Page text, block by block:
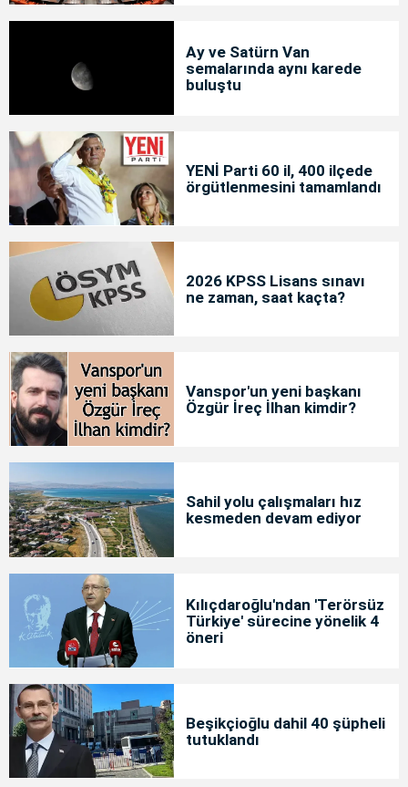
Ay ve Satürn Van
semalarında aynı karede
buluştu
YENİ Parti 60 il, 400 ilçede
örgütlenmesini tamamlandı
2026 KPSS Lisans sınavı
ne zaman, saat kaçta?
Vanspor'un yeni başkanı
Özgür İreç İlhan kimdir?
Sahil yolu çalışmaları hız
kesmeden devam ediyor
Kılıçdaroğlu'ndan 'Terörsüz
Türkiye' sürecine yönelik 4
öneri
Beşikçioğlu dahil 40 şüpheli
tutuklandı